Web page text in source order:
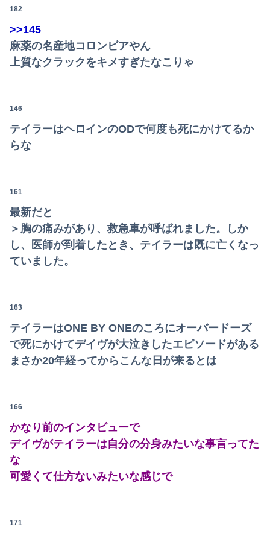
182
>>145
麻薬の名産地コロンビアやん
上質なクラックをキメすぎたなこりゃ
146
テイラーはヘロインのODで何度も死にかけてるか
らな
161
最新だと
＞胸の痛みがあり、救急車が呼ばれました。しか
し、医師が到着したとき、テイラーは既に亡くなっ
ていました。
163
テイラーはONE BY ONEのころにオーバードーズ
で死にかけてデイヴが大泣きしたエピソードがある
まさか20年経ってからこんな日が来るとは
166
かなり前のインタビューで
デイヴがテイラーは自分の分身みたいな事言ってた
な
可愛くて仕方ないみたいな感じで
171